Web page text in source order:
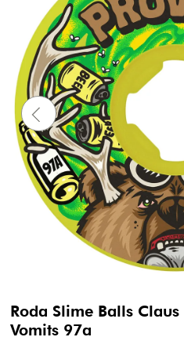
Roda Slime Balls
Vomits 97a